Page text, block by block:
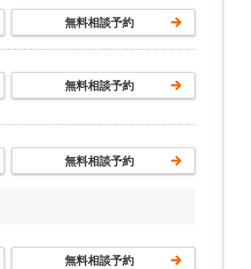
無料相談予約
無料相談予約
無料相談予約
無料相談予約